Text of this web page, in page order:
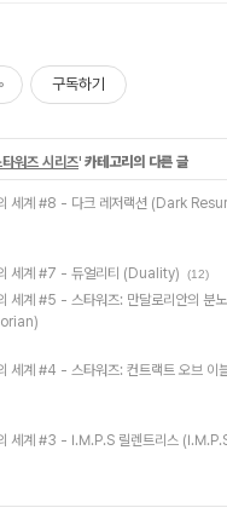
구독하기
워즈 시리즈' 카테고리의 다른 글
세계 #8 - 다크 레저랙션 (Dark
세계 #7 - 듀얼리티 (Duality) (12)
세계 #5 - 스타워즈: 만달로리안의 분
세계 #4 - 스타워즈: 컨트랙트 오브
세계 #3 - I.M.P.S 릴렌트리스